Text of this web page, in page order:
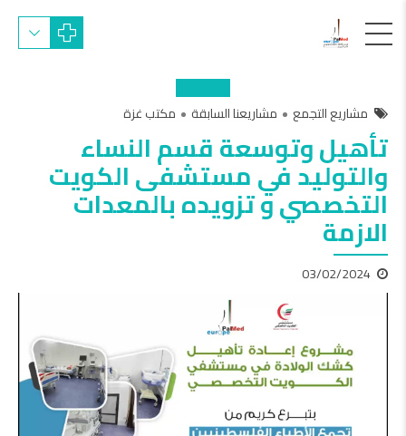
مشاريع التجمع مشاريعنا السابقة مكتب غزة
تأهيل وتوسعة قسم النساء
والتوليد في مستشفى الكويت
التخصصي و تزويده بالمعدات
الازمة
03/02/2024